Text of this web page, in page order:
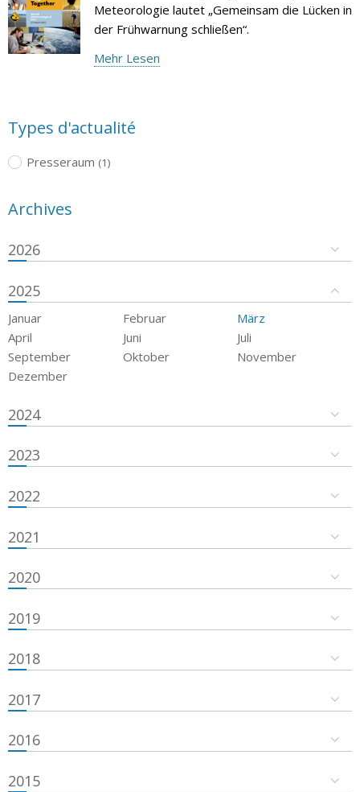
Meteorologie lautet „Gemeinsam die Lücken in
der Frühwarnung schließen“.
Mehr Lesen
Types d'actualité
Presseraum (1)
Archives
2026
2025
Januar Februar
März
April
Juni
Juli
September
Oktober
November
Dezember
2024
2023
2022
2021
2020
2019
2018
2017
2016
2015